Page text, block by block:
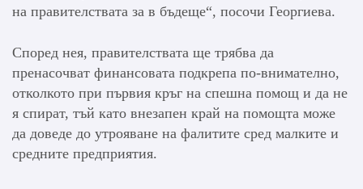
на правителствата за в бъдеще“, посочи Георгиева.
Според нея, правителствата ще трябва да
пренасочват финансовата подкрепа по-внимателно,
отколкото при първия кръг на спешна помощ и да не
я спират, тъй като внезапен край на помощта може
да доведе до утрояване на фалитите сред малките и
средните предприятия.